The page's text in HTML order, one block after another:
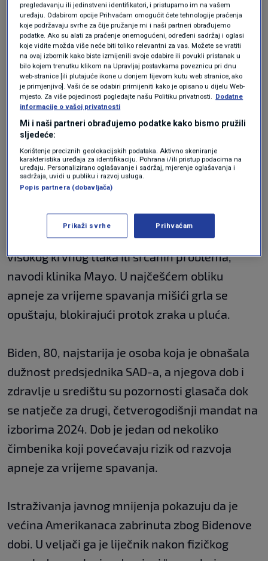
Novinari su u srijedu vidjeli Bidena s tragovima
na licu koji su upućivali na to da je nosio neku
vrstu široke naramenice. Bidenov liječnik
proglasio ga je zdravim i "sposobnim za
dužnost" u veljači nakon fizičkog pregleda.
Bloomberg News prvi je izvijestio o Bidenovoj
uporabi CPAP uređaja.
Apneja za vrijeme spavanja čest je poremećaj
disanja tijekom spavanja. Može uzrokovati
hrkanje i dnevni umor te može dovesti do
visokog krvnog tlaka ili srčanih problema,
navodi klinika Mayo. U najčešćem obliku
apneje za vrijeme spavanja mišići grla se
opuštaju, blokirajući protok zraka u pluća.
Biden, 80, najstarija je osoba koja je obnašala
dužnost predsjednika SAD-a, a njegova dob i
zdravlje u središtu su pozornosti glasača dok
se natječe za drugi, četverogodišnji mandat na
izborima 2024. Dob je jedan od nekoliko
čimbenika koji povećavaju rizik od razvoja
apneje za vrijeme spavanja.
Istraživanja javnog mnijenja pokazuju da je
većina Amerikanaca zabrinuta zbog Bidenove
dobi. U veljači ga je liječnik nakon fizičkog
pregledavanju ili jedinstveni identifikatori, i pristupamo im na vašem
uređaju. Odabirom opcije Prihvaćam omogućit ćete tehnologije praćenja
koje podržavaju svrhe za čije pružanje mi i naši partneri obrađujemo
podatke. Ako su alati za praćenje onemogućeni, određeni sadržaj i oglasi
koje vidite možda više neće biti toliko relevantni za vas. Možete se vratiti
na ovaj izbornik kako biste izmijenili svoje odabire ili povukli pristanak u
bilo kojem trenutku klikom na Upravljaj postavkama poveznicu pri dnu
web-stranice [ili plutajuće ikone u donjem lijevom kutu web stranice, ako
je primjenjivo]. Vaši će se odabiri primijeniti kako je opisano u dijelu Web-
mjesto. Za više pojedinosti pogledajte našu Politiku privatnosti. Dodatne
informacije o vašoj privatnosti
Mi i naši partneri obrađujemo podatke kako bismo pružili
sljedeće:
Korištenje preciznih geolokacijskih podataka. Aktivno skeniranje
karakteristika uređaja za identifikaciju. Pohrana i/ili pristup podacima na
uređaju. Personalizirano oglašavanje i sadržaj, mjerenje oglašavanja i
sadržaja, uvidi u publiku i razvoj usluga.
Popis partnera (dobavljača)
Prikaži svrhe Prihvaćam